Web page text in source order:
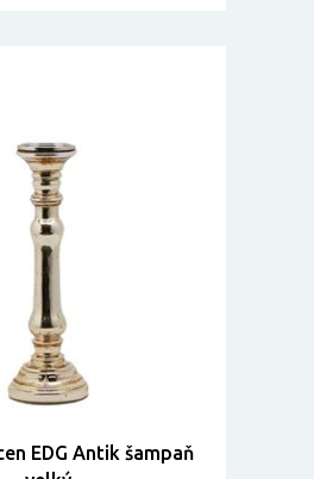
EDG Antik šampaň